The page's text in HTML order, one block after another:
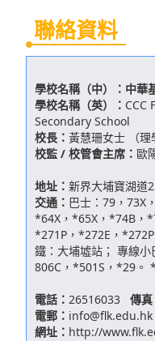
聯絡資料
學校名稱（中）： 中華
學校名稱（英）： CCC
Secondary School
校長： 黃慧珊女士 （理
校監 / 校管會主席： 歐
地址： 新界大埔寶湖道
交通： 巴士：79，73X
*64X，*65X，*74B，
*271P，*272E，
鐵：大埔墟站； 專線小
806C，*501S，*29。
電話： 26516033 傳真
電郵： info@flk.edu.hk
網址： http://